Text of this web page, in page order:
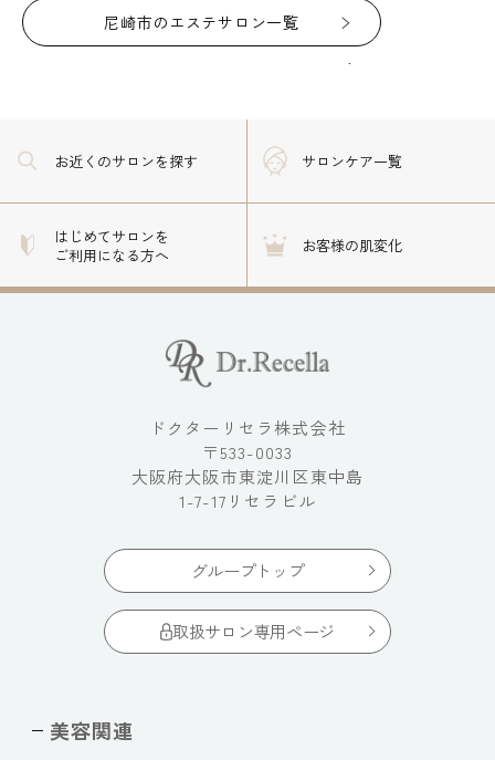
尼崎市のエステサロン一覧
お近くのサロンを探す サロンケア一覧
はじめてサロンを
ご利用になる方へ
お客様の肌変化
ドクターリセラ株式会社
〒533-0033
大阪府大阪市東淀川区東中島
1-7-17リセラビル
グループトップ
取扱サロン専用ページ
美容関連